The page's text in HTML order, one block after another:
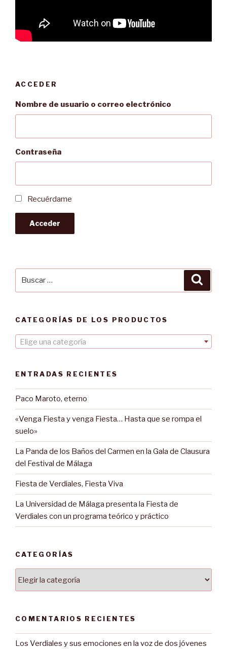
ACCEDER
Nombre de usuario o correo electrónico
Contraseña
Recuérdame
Acceder
CATEGORÍAS DE LOS PRODUCTOS
Elige una categoría
ENTRADAS RECIENTES
Paco Maroto, eterno
«Venga Fiesta y venga Fiesta… Hasta que se rompa el
suelo»
La Panda de los Baños del Carmen en la Gala de Clausura
del Festival de Málaga
Fiesta de Verdiales, Fiesta Viva
La Universidad de Málaga presenta la Fiesta de
Verdiales con un programa teórico y práctico
CATEGORÍAS
COMENTARIOS RECIENTES
Los Verdiales y sus emociones en la voz de dos jóvenes